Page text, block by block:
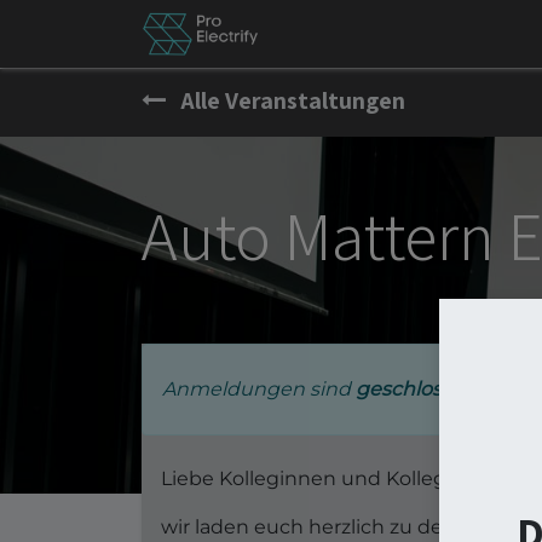
Alle Veranstaltungen
Auto Mattern
Anmeldungen sind geschlossen
Liebe Kolleginnen und Kollegen,
wir laden euch herzlich zu den